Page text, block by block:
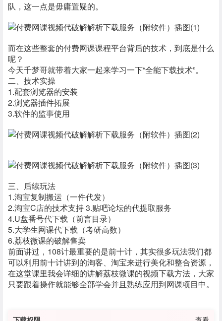
队，这一点是毋庸置疑的。
而在这些整套的付费网课课程平台背后的技术，到底是什么
呢？
今天千梦哥就带着大家一起来学习一下“全能下载技术”。
二、技术实操
1.配套浏览器的安装
2.浏览器插件拓展
3.软件的监事使用
三、后续玩法
1.淘宝复制搬运（一件代发）
2.淘宝C店的技术支持 3.贴吧论坛的代提取服务
4.U盘番号代下载（前言目录）
5.大学生网课代下载（考研高数）
6.荔枝微课的破解售卖
前面讲过，108计最重要的是前十计，其实很多玩法我们都
可以利用前十计讲到的淘客、淘宝来进行美化和整合资源，
在这堂课里我会详细的讲解荔枝微课的视频下载方法，大家
只要跟着操作就能够全部学会并且熟练应用到网课项目中。